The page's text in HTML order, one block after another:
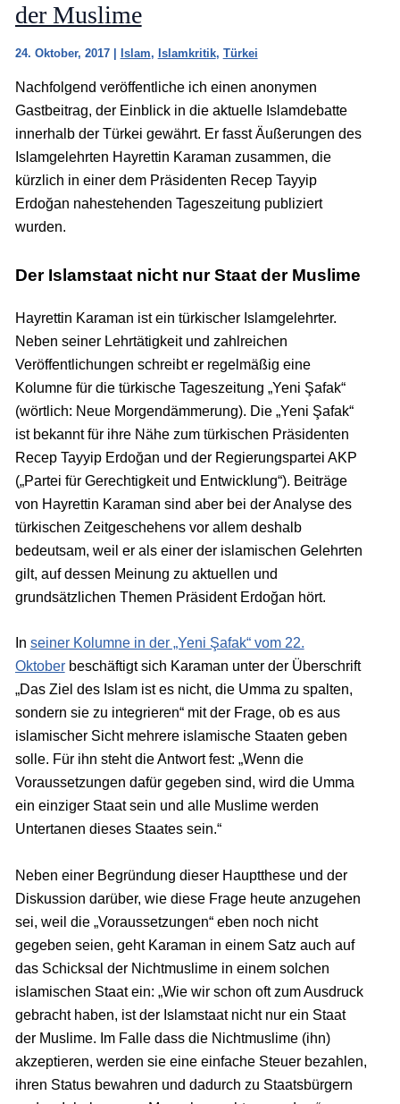
der Muslime
24. Oktober, 2017 Islam, Islamkritik, Türkei
Nachfolgend veröffentliche ich einen anonymen
Gastbeitrag, der Einblick in die aktuelle Islamdebatte
innerhalb der Türkei gewährt. Er fasst Äußerungen des
Islamgelehrten Hayrettin Karaman zusammen, die
kürzlich in einer dem Präsidenten Recep Tayyip
Erdoğan nahestehenden Tageszeitung publiziert
wurden.
Der Islamstaat nicht nur Staat der Muslime
Hayrettin Karaman ist ein türkischer Islamgelehrter.
Neben seiner Lehrtätigkeit und zahlreichen
Veröffentlichungen schreibt er regelmäßig eine
Kolumne für die türkische Tageszeitung „Yeni Şafak“
(wörtlich: Neue Morgendämmerung). Die „Yeni Şafak“
ist bekannt für ihre Nähe zum türkischen Präsidenten
Recep Tayyip Erdoğan und der Regierungspartei AKP
(„Partei für Gerechtigkeit und Entwicklung“). Beiträge
von Hayrettin Karaman sind aber bei der Analyse des
türkischen Zeitgeschehens vor allem deshalb
bedeutsam, weil er als einer der islamischen Gelehrten
gilt, auf dessen Meinung zu aktuellen und
grundsätzlichen Themen Präsident Erdoğan hört.
In seiner Kolumne in der „Yeni Şafak“ vom 22.
Oktoberbeschäftigt sich Karaman unter der Überschrift
„Das Ziel des Islam ist es nicht, die Umma zu spalten,
sondern sie zu integrieren“ mit der Frage, ob es aus
islamischer Sicht mehrere islamische Staaten geben
solle. Für ihn steht die Antwort fest: „Wenn die
Voraussetzungen dafür gegeben sind, wird die Umma
ein einziger Staat sein und alle Muslime werden
Untertanen dieses Staates sein.“
Neben einer Begründung dieser Hauptthese und der
Diskussion darüber, wie diese Frage heute anzugehen
sei, weil die „Voraussetzungen“ eben noch nicht
gegeben seien, geht Karaman in einem Satz auch auf
das Schicksal der Nichtmuslime in einem solchen
islamischen Staat ein: „Wie wir schon oft zum Ausdruck
gebracht haben, ist der Islamstaat nicht nur ein Staat
der Muslime. Im Falle dass die Nichtmuslime (ihn)
akzeptieren, werden sie eine einfache Steuer bezahlen,
ihren Status bewahren und dadurch zu Staatsbürgern